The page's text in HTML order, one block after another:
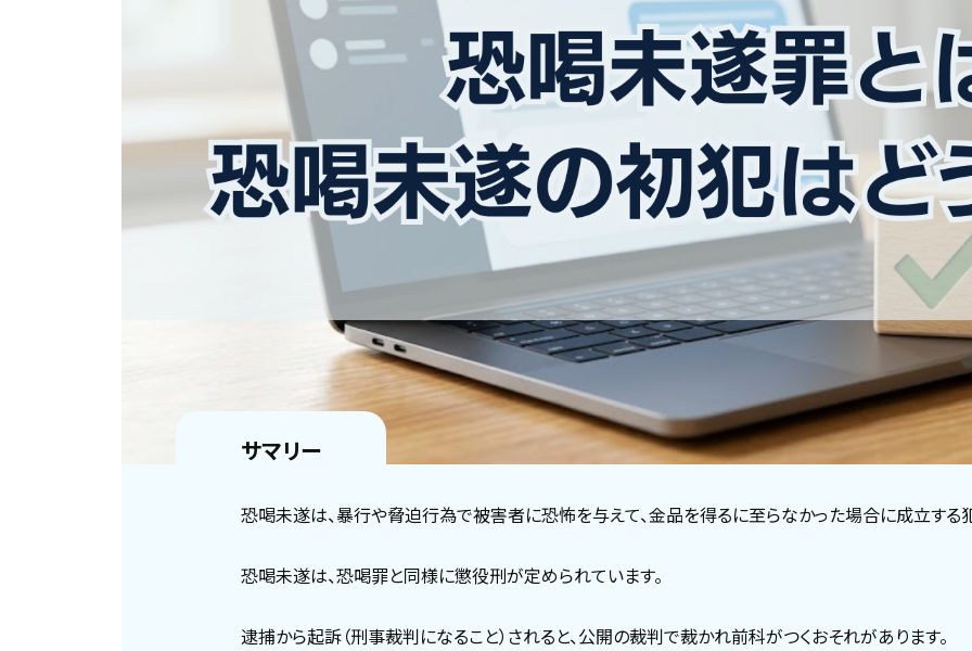
サマリー
恐喝未遂は、暴行や脅迫行為で被害者に恐怖を与えて、金品を得るに至らなかった場合に成立する
恐喝未遂は、恐喝罪と同様に懲役刑が定められています。
逮捕から起訴（刑事裁判になること）されると、公開の裁判で裁かれ前科がつくおそれがあります。